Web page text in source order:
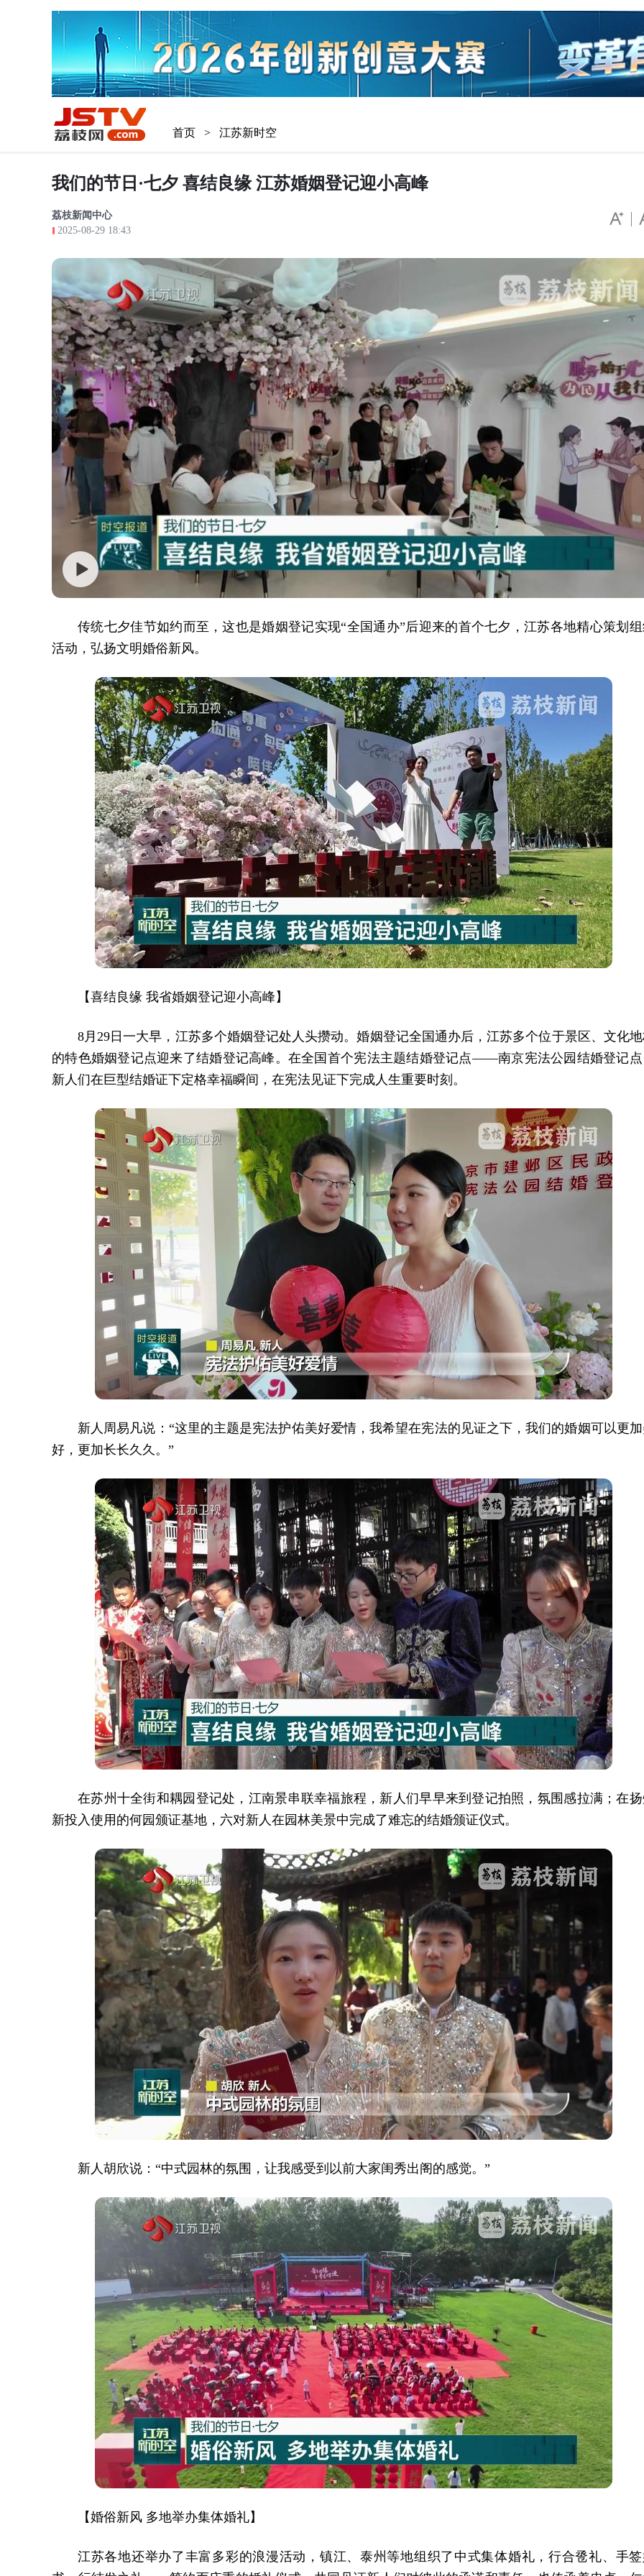
首页 > 江苏新时空
我们的节日·七夕 喜结良缘 江苏婚姻登记迎小高峰
荔枝新闻中心
2025-08-29 18:43
传统七夕佳节如约而至，这也是婚姻登记实现“全国通办”后迎来的首个七夕，江苏各地精心策划
活动，弘扬文明婚俗新风。
【喜结良缘 我省婚姻登记迎小高峰】
8月29日一大早，江苏多个婚姻登记处人头攒动。婚姻登记全国通办后，江苏多个位于景区、文化
的特色婚姻登记点迎来了结婚登记高峰。在全国首个宪法主题结婚登记点——南京宪法公园结婚登记
新人们在巨型结婚证下定格幸福瞬间，在宪法见证下完成人生重要时刻。
新人周易凡说：“这里的主题是宪法护佑美好爱情，我希望在宪法的见证之下，我们的婚姻可以更
好，更加长长久久。”
在苏州十全街和耦园登记处，江南景串联幸福旅程，新人们早早来到登记拍照，氛围感拉满；在
新投入使用的何园颁证基地，六对新人在园林美景中完成了难忘的结婚颁证仪式。
新人胡欣说：“中式园林的氛围，让我感受到以前大家闺秀出阁的感觉。”
【婚俗新风 多地举办集体婚礼】
江苏各地还举办了丰富多彩的浪漫活动，镇江、泰州等地组织了中式集体婚礼，行合卺礼、手